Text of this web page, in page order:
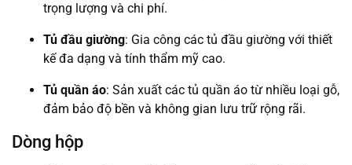
trọng lượng và chi phí.
Tủ đầu giường: Gia công các tủ đầu giường với thiết
kế đa dạng và tính thẩm mỹ cao.
Tủ quần áo: Sản xuất các tủ quần áo từ nhiều loại gỗ,
đảm bảo độ bền và không gian lưu trữ rộng rãi.
Dòng hộp